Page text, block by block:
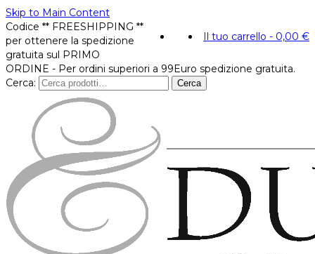
Skip to Main Content
Il tuo carrello - 0,00 €
Codice ** FREESHIPPING **
per ottenere la spedizione
gratuita sul PRIMO
ORDINE - Per ordini superiori a 99Euro spedizione gratuita.
Cerca:
Cerca